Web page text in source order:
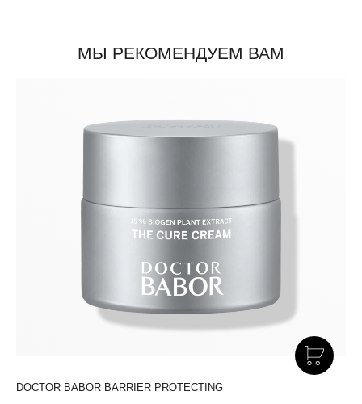
МЫ РЕКОМЕНДУЕМ ВАМ
DOCTOR BABOR BARRIER PROTECTING